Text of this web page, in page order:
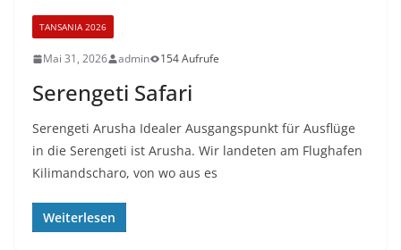
TANSANIA 2026
Mai 31, 2026 admin 154 Aufrufe
Serengeti Safari
Serengeti Arusha Idealer Ausgangspunkt für Ausflüge
in die Serengeti ist Arusha. Wir landeten am Flughafen
Kilimandscharo, von wo aus es
Weiterlesen